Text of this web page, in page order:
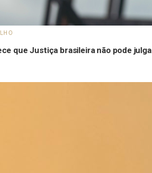
que Justiça brasileira não pode